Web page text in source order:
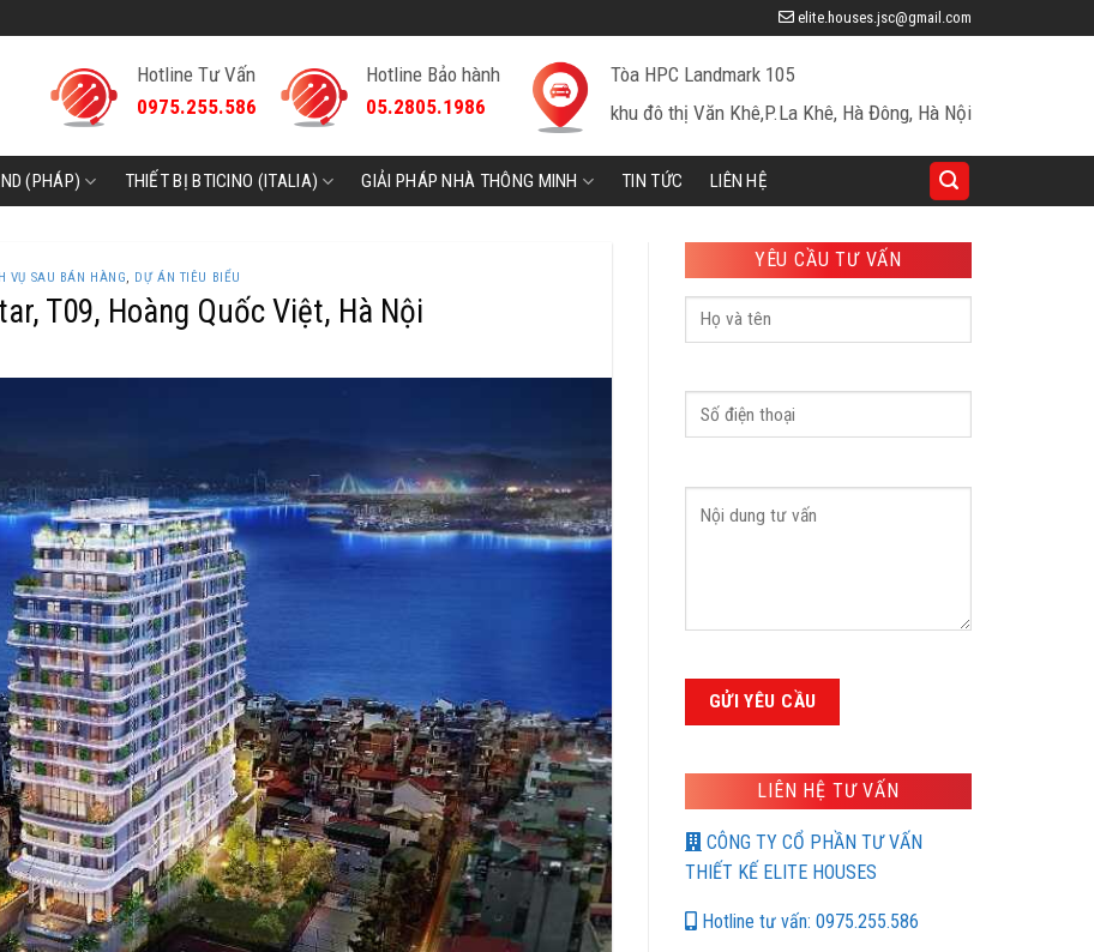
elite.houses.jsc@gmail.com
Hotline Tư Vấn
0975.255.586
Hotline Bảo hành
05.2805.1986
Tòa HPC Landmark 105
khu đô thị Văn Khê,P.La Khê, Hà Đông, Hà Nội
(PHÁP) THIẾT BỊ BTICINO (ITALIA) GIẢI PHÁP NHÀ THÔNG MINH TIN TỨC LIÊN HỆ
VỤ SAU BÁN HÀNG, DỰ ÁN TIÊU BIỂU
T09, Hoàng Quốc Việt, Hà Nội
YÊU CẦU TƯ VẤN
LIÊN HỆ TƯ VẤN
CÔNG TY CỔ PHẦN TƯ VẤN
THIẾT KẾ ELITE HOUSES
Hotline tư vấn: 0975.255.586